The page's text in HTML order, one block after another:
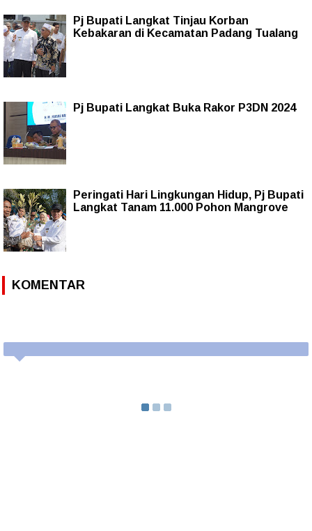
Pj Bupati Langkat Tinjau Korban
Kebakaran di Kecamatan Padang Tualang
Pj Bupati Langkat Buka Rakor P3DN 2024
Peringati Hari Lingkungan Hidup, Pj Bupati
Langkat Tanam 11.000 Pohon Mangrove
KOMENTAR